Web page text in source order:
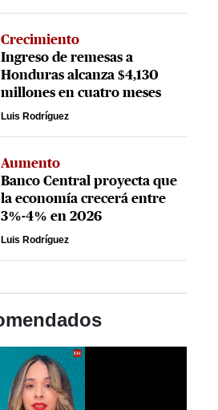
Crecimiento
Ingreso de remesas a
Honduras alcanza $4,130
millones en cuatro meses
Luis Rodríguez
Aumento
Banco Central proyecta que
la economía crecerá entre
3%-4% en 2026
Luis Rodríguez